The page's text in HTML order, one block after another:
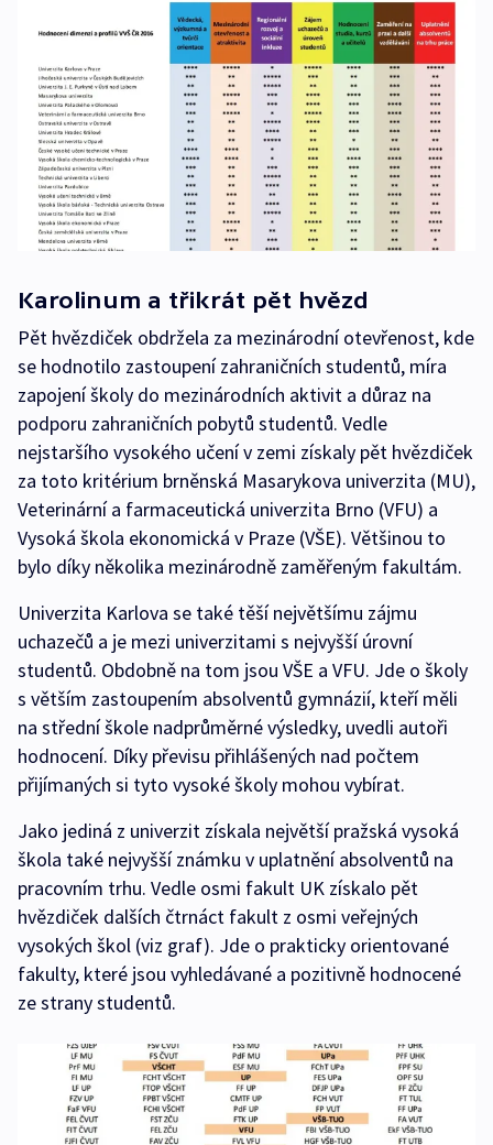
Karolinum a třikrát pět hvězd
Pět hvězdiček obdržela za mezinárodní otevřenost, kde
se hodnotilo zastoupení zahraničních studentů, míra
zapojení školy do mezinárodních aktivit a důraz na
podporu zahraničních pobytů studentů. Vedle
nejstaršího vysokého učení v zemi získaly pět hvězdiček
za toto kritérium brněnská Masarykova univerzita (MU),
Veterinární a farmaceutická univerzita Brno (VFU) a
Vysoká škola ekonomická v Praze (VŠE). Většinou to
bylo díky několika mezinárodně zaměřeným fakultám.
Univerzita Karlova se také těší největšímu zájmu
uchazečů a je mezi univerzitami s nejvyšší úrovní
studentů. Obdobně na tom jsou VŠE a VFU. Jde o školy
s větším zastoupením absolventů gymnázií, kteří měli
na střední škole nadprůměrné výsledky, uvedli autoři
hodnocení. Díky převisu přihlášených nad počtem
přijímaných si tyto vysoké školy mohou vybírat.
Jako jediná z univerzit získala největší pražská vysoká
škola také nejvyšší známku v uplatnění absolventů na
pracovním trhu. Vedle osmi fakult UK získalo pět
hvězdiček dalších čtrnáct fakult z osmi veřejných
vysokých škol (viz graf). Jde o prakticky orientované
fakulty, které jsou vyhledávané a pozitivně hodnocené
ze strany studentů.